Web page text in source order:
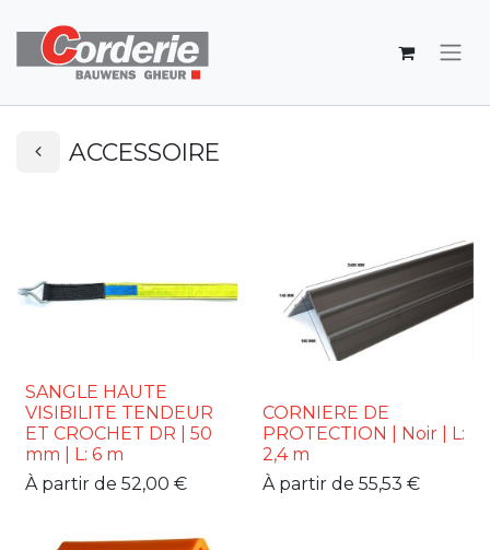
ACCESSOIRE
SANGLE HAUTE
VISIBILITE TENDEUR
ET CROCHET DR | 50
mm | L: 6 m
À partir de 52,00 €
CORNIERE DE
PROTECTION | Noir | L:
2,4 m
À partir de 55,53 €